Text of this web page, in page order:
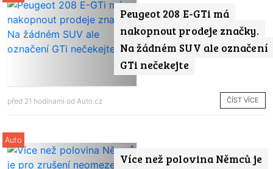
Peugeot 208 E-GTi má
nakopnout prodeje značky.
Na žádném SUV ale označení
GTi nečekejte
před 21 hodinami od Auto.cz ČÍST VÍCE
Více než polovina Němců je
Auto